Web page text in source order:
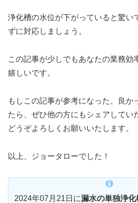
浄化槽の水位が下がっていると驚い
ずに対応しましょう。
この記事が少しでもあなたの業務効
嬉しいです。
もしこの記事が参考になった、良か
たら、ぜひ他の方にもシェアしてい
どうぞよろしくお願いいたします。
以上、ジョータローでした！
2024年07月21日に漏水の単独浄